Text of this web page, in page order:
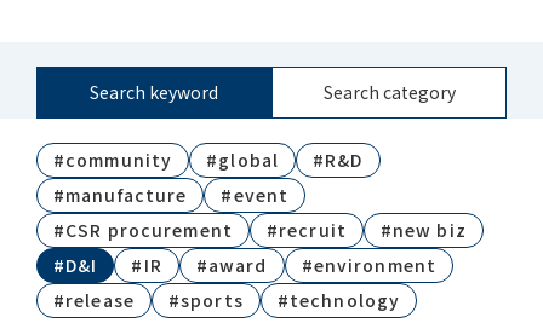
Sustainability
Investors
Recruit
Search keyword Search category
#community #global
#R&D
#manufacture
#event
#CSR procurement
#recruit
#new biz
#D&I
#IR #award
#environment
#release
#sports #technology